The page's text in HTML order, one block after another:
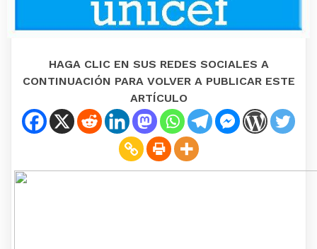
HAGA CLIC EN SUS REDES SOCIALES A
CONTINUACIÓN PARA VOLVER A PUBLICAR ESTE
ARTÍCULO